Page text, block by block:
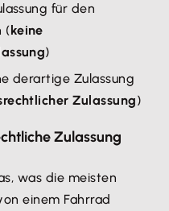
für den
(keine
)
derartige Zulassung
Zulassung)
Zulassung
was die meisten
einem Fahrrad